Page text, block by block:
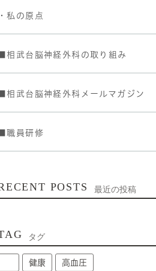
私の原点
相武台脳神経外科の取り組み
相武台脳神経外科メールマガジン
職員研修
POSTS 最近の投稿
タグ
健康 高血圧